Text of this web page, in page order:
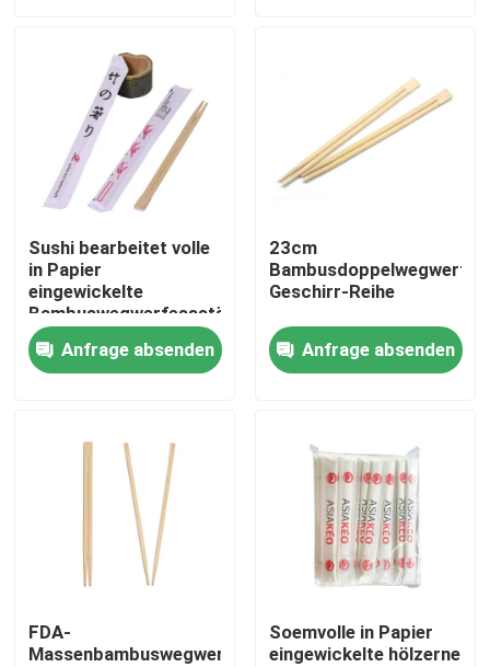
Produkte
Über uns
Werksbesichtigung
Qualitätskontrolle
Kontakt mit uns
Bitte um ein Angebot
Hölzerne Wegwerfgeräte
Wegwerfbambustischbesteck
Kompostierbares Tischbesteck
Sushi bearbeitet volle
in Papier
eingewickelte
Bambuswegwerfessstäbchen
24cm
Anfrage absenden
23cm
Geschirr-Reihe
Anfrage absenden
FDA-
Massenbambuswegwerfessstäbchen
Soemvolle in Papier
eingewickelte hölzerne